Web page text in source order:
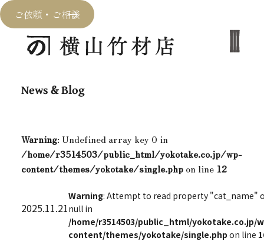
ご依頼・ご相談
News & Blog
Warning: Undefined array key 0 in
/home/r3514503/public_html/yokotake.co.jp/wp-
content/themes/yokotake/single.phpon line 12
2025.11.21
Warning: Attempt to read property "cat_name"
null in
/home/r3514503/public_html/yokotake.co.jp/
content/themes/yokotake/single.php on line